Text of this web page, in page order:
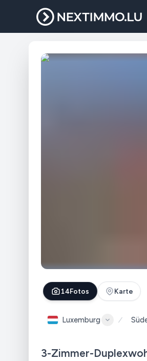
14Fotos Karte
Luxemburg
3-Zimmer-